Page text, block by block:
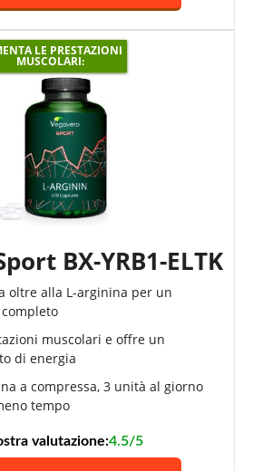
LE PRESTAZIONI
MUSCOLARI:
BX-YRB1-ELTK
oltre alla L-arginina per un
muscolari e offre un
di energia
a compressa, 3 unità al giorno
tempo
valutazione:4.5/5